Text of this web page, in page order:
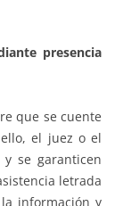
presencia
que se cuente
el juez o el
y se garanticen
letrada
información y